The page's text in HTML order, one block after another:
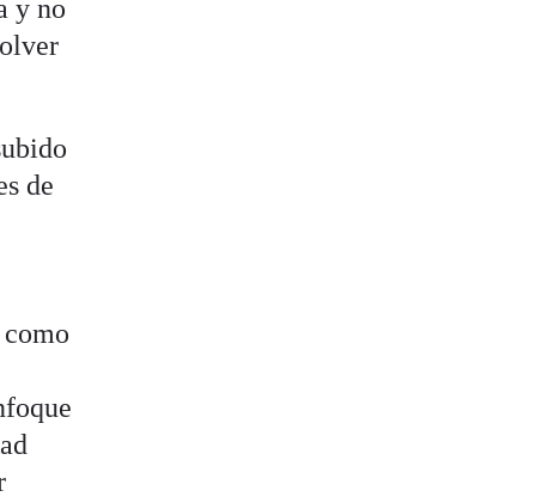
y no
de